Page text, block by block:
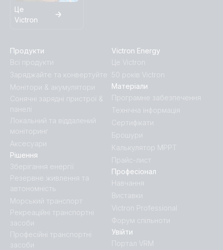
Це
Victron
Продукти
Всі продукти
Заряджайте та конвертуйте
Монітори & акумулятори
Сонячні зарядні пристрої &
панелі
Локальний та віддалений
моніторинг
Аксесуари
Victron Energy
Це Victron
50 років Victron
Рішення
Зберігання енергії
Резервне живлення та
автономність
Морський транспорт
Рекреаційні транспортні
засоби
Професійні транспортні
засоби
Матеріали
Програмне забезпечення
Технічна інформація
Сертифікати
Брошури
Калькулятор MPPT
Прайс-лист
Професіонал
Навчання
Виставки
Victron Professional
Форум спільноти
Увійти
Портал VRM